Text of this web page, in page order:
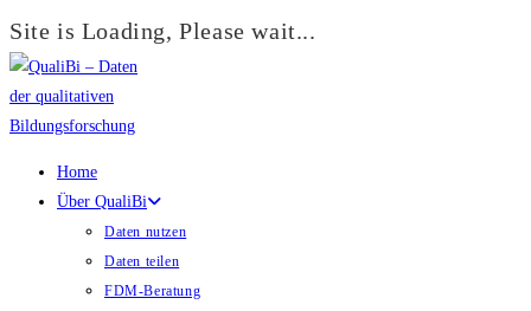
Site is Loading, Please wait...
Zum
Inhalt
springen
Home
Über QualiBi
Daten nutzen
Daten teilen
FDM-Beratung